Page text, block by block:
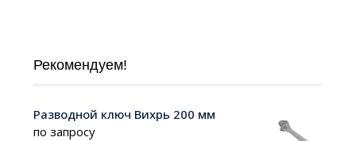
Рекомендуем!
Разводной ключ Вихрь 200 мм
по запросу